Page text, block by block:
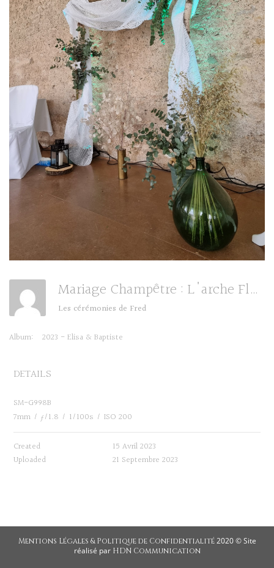
Mariage Champêtre : L'arche Fleurie
Les cérémonies de Fred
Album: 2023 - Elisa & Baptiste
DETAILS
SM-G998B
7mm / ƒ/1.8 / 1/100s / ISO 200
Created
15 Avril 2023
Uploaded
21 Septembre 2023
Mentions Légales & Politique de Confidentialité2020 © Site
réalisé par HDN Communication